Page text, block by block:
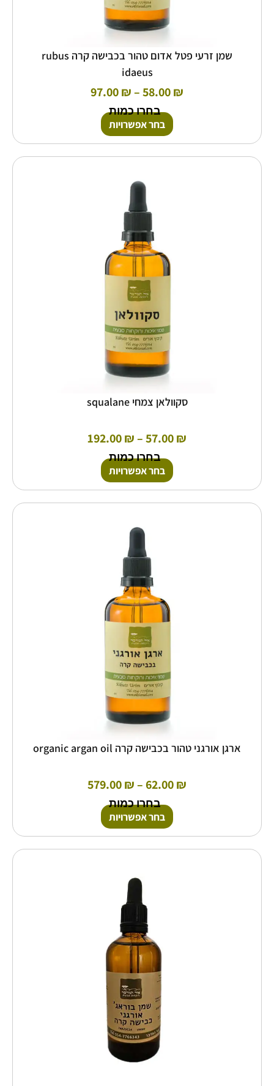
שמן זרעי פטל אדום טהור בכבישה קרה rubus
idaeus
58.00₪
–
97.00₪
בחרו כמות
בחר אפשרויות
סקוולאן צמחי squalane
57.00₪
–
192.00₪
בחרו כמות
בחר אפשרויות
יש
מספר
סוגים.
ניתן
לבחור
את
האפשרויות
בעמוד
המוצר
ארגן אורגני טהור בכבישה קרה organic argan oil
62.00₪
–
579.00₪
בחרו כמות
בחר אפשרויות
יש
מספר
סוגים.
ניתן
לבחור
את
האפשרויות
בעמוד
המוצר
יש
מספר
סוגים.
ניתן
לבחור
את
האפשרויות
בעמוד
המוצר